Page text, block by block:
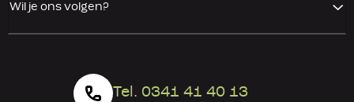
Wil je ons volgen?
Tel. 0341 41 40 13